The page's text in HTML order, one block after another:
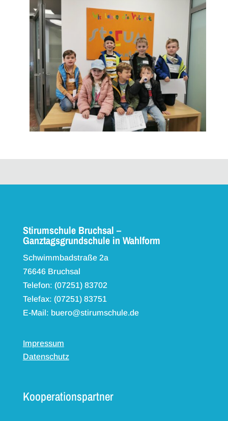
Stirumschule Bruchsal –
Ganztagsgrundschule in Wahlform
Schwimmbadstraße 2a
76646 Bruchsal
Telefon: (07251) 83702
Telefax: (07251) 83751
E-Mail: buero@stirumschule.de
Impressum
Datenschutz
Kooperationspartner